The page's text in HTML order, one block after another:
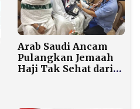
Arab Saudi Ancam
Pulangkan Jemaah
Haji Tak Sehat dari